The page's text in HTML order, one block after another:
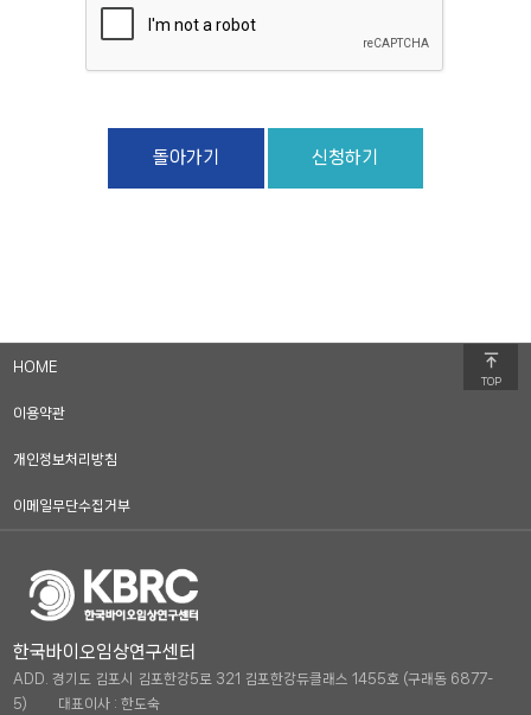
ο 본인확인, 개인 식별, 시험 참여의사 확인, 불만처리 등 민원처리,
ο 마케팅 및 광고에 활용이벤트 등 광고성 정보 전달, 인구통계학적
HOME
이용약관
개인정보처리방침
이메일무단수집거부
TOP
한국바이오임상연구센터
ADD. 경기도 김포시 김포한강5로 321 김포한강듀클래스 1455호 (구래동 6877-
5)
대표이사 : 한도숙